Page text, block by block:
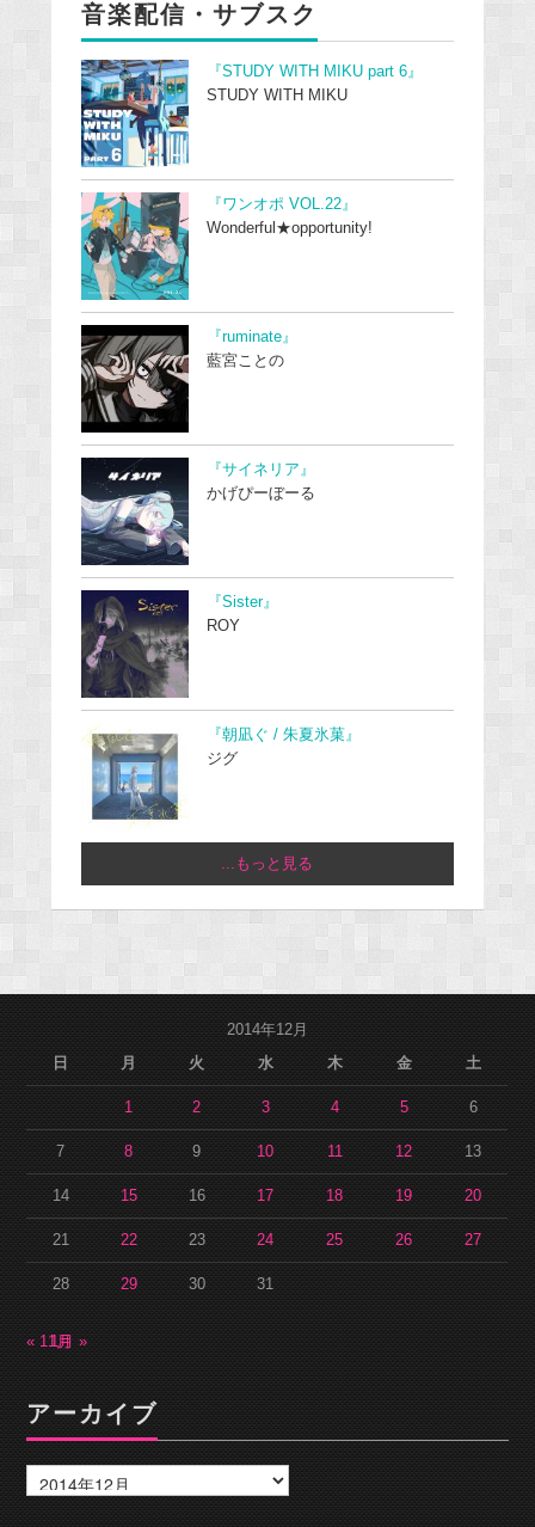
音楽配信・サブスク
『STUDY WITH MIKU part 6』
STUDY WITH MIKU
『ワンオポ VOL.22』
Wonderful★opportunity!
『ruminate』
藍宮ことの
『サイネリア』
かげぴーぼーる
『Sister』
ROY
『朝凪ぐ / 朱夏氷菓』
ジグ
...もっと見る
2014年12月
日
月 火 水 木 金 土
1 2 3 4 5 6
7 8 9 10 11 12 13
14 15 16 17 18 19 20
21 22 23 24 25 26 27
28 29 30 31
« 11月1月 »
アーカイブ
ー
カ